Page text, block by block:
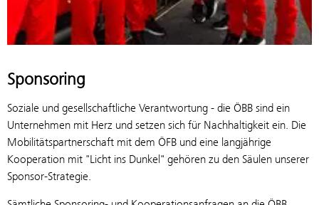
Sponsoring
Soziale und gesellschaftliche Verantwortung - die ÖBB sind ein
Unternehmen mit Herz und setzen sich für Nachhaltigkeit ein. Die
Mobilitätspartnerschaft mit dem ÖFB und eine langjährige
Kooperation mit "Licht ins Dunkel" gehören zu den Säulen unserer
Sponsor-Strategie.